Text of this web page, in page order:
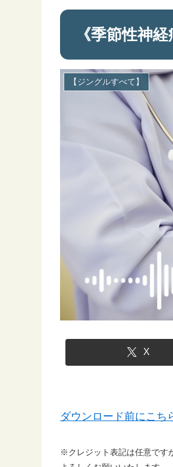
《季節性神
【ジングルすべて】
X
ダウンロード前にこ
※クレジット表記は任意です